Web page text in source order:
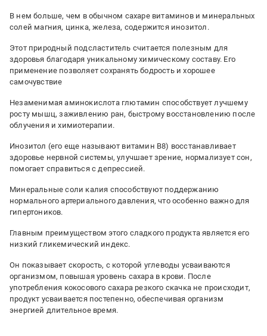
В нем больше, чем в обычном сахаре витаминов и минеральных
солей магния, цинка, железа, содержится инозитол.
Этот природный подсластитель считается полезным для
здоровья благодаря уникальному химическому составу. Его
применение позволяет сохранять бодрость и хорошее
самочувствие
Незаменимая аминокислота глютамин способствует лучшему
росту мышц, заживлению ран, быстрому восстановлению после
облучения и химиотерапии.
Инозитол (его еще называют витамин В8) восстанавливает
здоровье нервной системы, улучшает зрение, нормализует сон,
помогает справиться с депрессией.
Минеральные соли калия способствуют поддержанию
нормального артериального давления, что особенно важно для
гипертоников.
Главным преимуществом этого сладкого продукта является его
низкий гликемический индекс.
Он показывает скорость, с которой углеводы усваиваются
организмом, повышая уровень сахара в крови. После
употребления кокосового сахара резкого скачка не происходит,
продукт усваивается постепенно, обеспечивая организм
энергией длительное время.